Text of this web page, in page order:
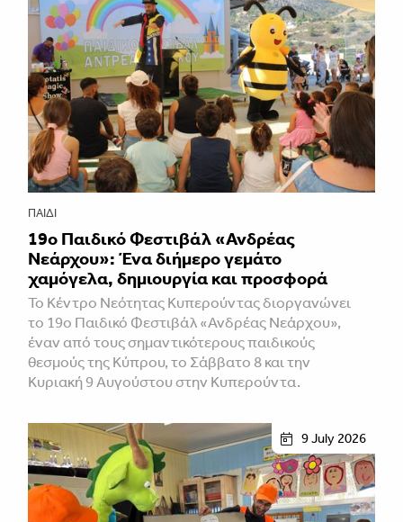
ΠΑΙΔΊ
19ο Παιδικό Φεστιβάλ «Ανδρέας
Νεάρχου»: Ένα διήμερο γεμάτο
χαμόγελα, δημιουργία και προσφορά
Το Κέντρο Νεότητας Κυπερούντας διοργανώνει
το 19ο Παιδικό Φεστιβάλ «Ανδρέας Νεάρχου»,
έναν από τους σημαντικότερους παιδικούς
θεσμούς της Κύπρου, το Σάββατο 8 και την
Κυριακή 9 Αυγούστου στην Κυπερούντα.
9 July 2026